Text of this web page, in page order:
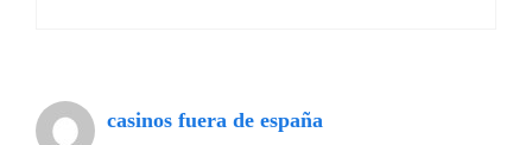
casinos fuera de españa